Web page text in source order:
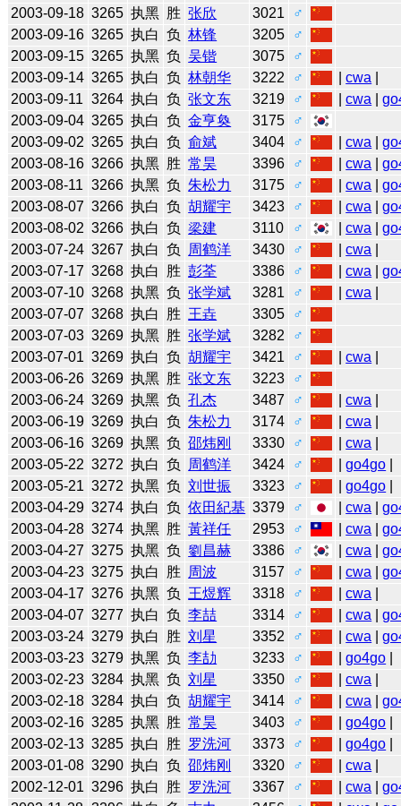
2003-09-18 3265 执黑 胜 张欣 3021
♂
2003-09-16 3265 执白 负 林锋 3205
♂
2003-09-15 3265 执黑 负 吴锴 3075
♂
2003-09-14 3265 执白 负 林朝华 3222 ♂ |cwa
2003-09-11 3264 执白 负 张文东 3219 ♂ |cwa |
2003-09-04 3265 执白 负 金亨奐 3175
♂
2003-09-02 3265 执白 负 俞斌 3404 ♂ |cwa |
2003-08-16 3266 执黑 胜 常昊 3396 ♂ |cwa |
2003-08-11 3266 执黑 负 朱松力 3175 ♂ |cwa |
2003-08-07 3266 执白 负 胡耀宇 3423 ♂ |cwa |
2003-08-02 3266 执白 负 梁建 3110 ♂ |cwa |
2003-07-24 3267 执白 负 周鹤洋 3430 ♂ |cwa
2003-07-17 3268 执白 胜 彭荃 3386 ♂ |cwa |
2003-07-10 3268 执黑 负 张学斌 3281 ♂ |cwa
2003-07-07 3268 执白 胜 王垚 3305
♂
2003-07-03 3269 执黑 胜 张学斌 3282
♂
2003-07-01 3269 执白 负 胡耀宇 3421 ♂ |cwa
2003-06-26 3269 执黑 胜 张文东 3223
♂
2003-06-24 3269 执黑 负 孔杰 3487 ♂ |cwa
2003-06-19 3269 执白 负 朱松力 3174 ♂ |cwa
2003-06-16 3269 执黑 负 邵炜刚 3330 ♂ |cwa
2003-05-22 3272 执白 负 周鹤洋 3424 ♂ |go4go
2003-05-21 3272 执黑 负 刘世振 3323 ♂ |go4go
2003-04-29 3274 执白 负 依田紀基 3379 ♂ |cwa |
2003-04-28 3274 执黑 胜 黃祥任 2953 ♂ |cwa |
2003-04-27 3275 执黑 负 劉昌赫 3386 ♂ |cwa |
2003-04-23 3275 执白 胜 周波 3157 ♂ |cwa |
2003-04-17 3276 执黑 负 王煜辉 3318 ♂ |cwa
2003-04-07 3277 执白 负 李喆 3314 ♂ |cwa |
2003-03-24 3279 执白 胜 刘星 3352 ♂ |cwa |
2003-03-23 3279 执黑 负 李劼 3233 ♂ |go4go
2003-02-23 3284 执黑 负 刘星 3350 ♂ |cwa
2003-02-18 3284 执白 负 胡耀宇 3414 ♂ |cwa |
2003-02-16 3285 执黑 胜 常昊 3403 ♂ |go4go
2003-02-13 3285 执白 胜 罗洗河 3373 ♂ |go4go
2003-01-08 3290 执白 负 邵炜刚 3320 ♂ |cwa
2002-12-01 3296 执白 胜 罗洗河 3367 ♂ |cwa |